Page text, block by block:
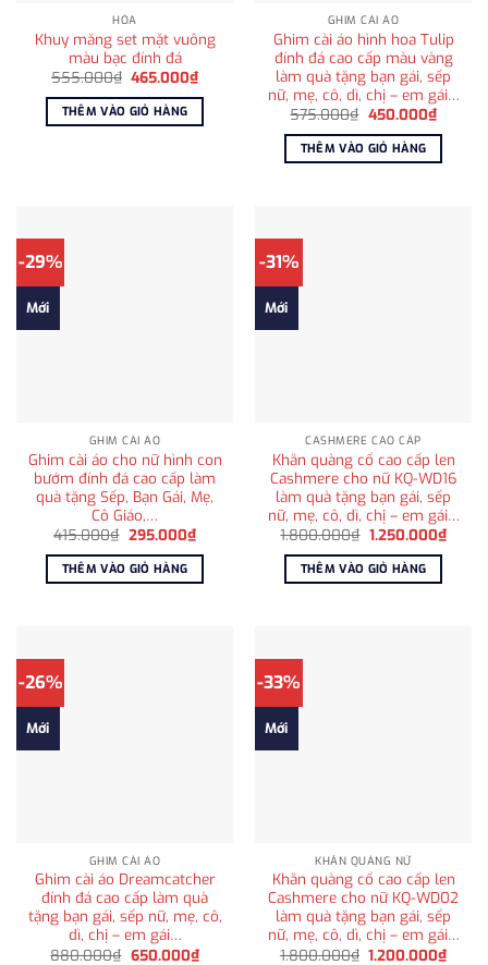
HỎA
Khuy măng set mặt vuông
màu bạc đính đá
555.000₫ Giá
là:
555.000₫.
465.000₫Giá
tại
THÊM VÀO GIỎ HÀNG
GHIM CÀI ÁO
Ghim cài áo hình hoa Tulip
đính đá cao cấp màu vàng
làm quà tặng bạn gái, sếp
nữ, mẹ, cô, dì, chị – em gái…
575.000₫ Giá
là:
575.000₫.
450.000₫Giá
tại
THÊM VÀO GIỎ HÀNG
-29%
Mới
GHIM CÀI ÁO
Ghim cài áo cho nữ hình con
bướm đính đá cao cấp làm
quà tặng Sếp, Bạn Gái, Mẹ,
Cô Giáo,…
415.000₫ Giá
là:
415.000₫.
295.000₫Giá
hiện
tại
295.000₫.
THÊM VÀO GIỎ HÀNG
-31%
Mới
CASHMERE CAO CẤP
Khăn quàng cổ cao cấp len
Cashmere cho nữ KQ-WD16
làm quà tặng bạn gái, sếp
nữ, mẹ, cô, dì, chị – em gái…
1.800.000₫ Giá
là:
1.800.000₫.
1.250.000₫Giá
hiện
THÊM VÀO GIỎ HÀNG
-26%
Mới
GHIM CÀI ÁO
Ghim cài áo Dreamcatcher
đính đá cao cấp làm quà
tặng bạn gái, sếp nữ, mẹ, cô,
dì, chị – em gái…
880.000₫ Giá
650.000₫Giá
-33%
Mới
KHĂN QUÀNG NỮ
Khăn quàng cổ cao cấp len
Cashmere cho nữ KQ-WD02
làm quà tặng bạn gái, sếp
nữ, mẹ, cô, dì, chị – em gái…
1.800.000₫ Giá
1.200.000₫Giá